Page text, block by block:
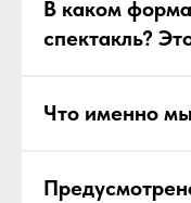
В каком
спектакль?
Что именно